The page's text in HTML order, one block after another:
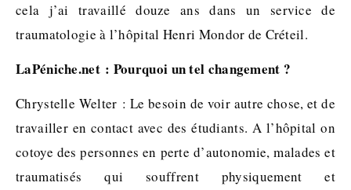
cela j’ai travaillé douze ans dans un service de
traumatologie à l’hôpital Henri Mondor de Créteil.
LaPéniche.net : Pourquoi un tel changement ?
Chrystelle Welter : Le besoin de voir autre chose, et de
travailler en contact avec des étudiants. A l’hôpital on
cotoye des personnes en perte d’autonomie, malades et
traumatisés qui souffrent physiquement et